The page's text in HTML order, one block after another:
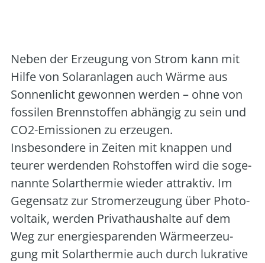
Neben der Erzeu­gung von Strom kann mit
Hil­fe von Solar­an­la­gen auch Wär­me aus
Son­nen­licht gewon­nen wer­den – ohne von
fos­si­len Brenn­stof­fen abhän­gig zu sein und
CO2-Emis­sio­nen zu erzeu­gen.
Ins­be­son­de­re in Zei­ten mit knap­pen und
teu­rer wer­den­den Roh­stof­fen wird die soge­
nann­te Solar­ther­mie wie­der attrak­tiv. Im
Gegen­satz zur Strom­erzeu­gung über Pho­to­
vol­ta­ik, wer­den Pri­vat­haus­hal­te auf dem
Weg zur ener­gie­spa­ren­den Wär­me­er­zeu­
gung mit Solar­ther­mie auch durch lukra­ti­ve